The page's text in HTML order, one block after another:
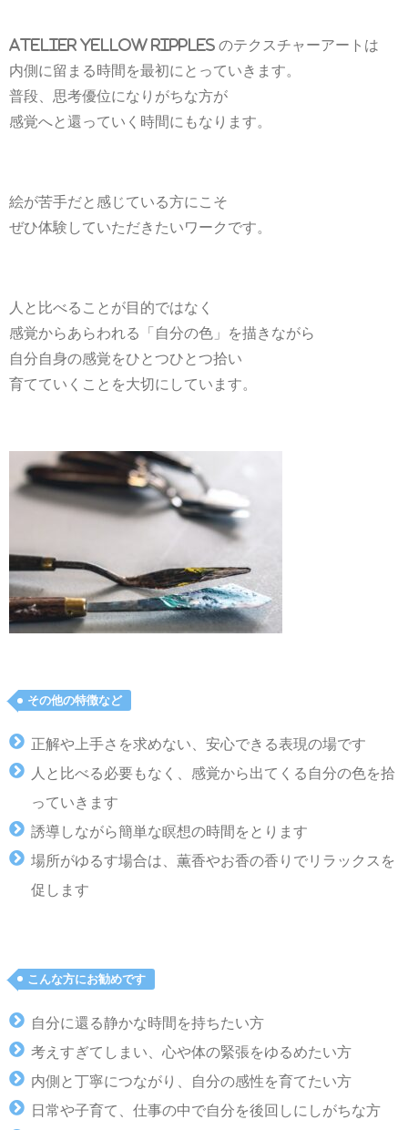
Atelier yellow ripples のテクスチャーアートは
内側に留まる時間を最初にとっていきます。
普段、思考優位になりがちな方が
感覚へと還っていく時間にもなります。
絵が苦手だと感じている方にこそ
ぜひ体験していただきたいワークです。
人と比べることが目的ではなく
感覚からあらわれる「自分の色」を描きながら
自分自身の感覚をひとつひとつ拾い
育てていくことを大切にしています。
その他の特徴など
正解や上手さを求めない、安心できる表現の場です
人と比べる必要もなく、感覚から出てくる自分の色を拾
っていきます
誘導しながら簡単な瞑想の時間をとります
場所がゆるす場合は、薫香やお香の香りでリラックスを
促します
こんな方にお勧めです
自分に還る静かな時間を持ちたい方
考えすぎてしまい、心や体の緊張をゆるめたい方
内側と丁寧につながり、自分の感性を育てたい方
日常や子育て、仕事の中で自分を後回しにしがちな方